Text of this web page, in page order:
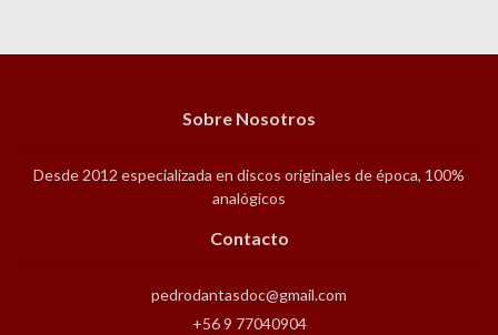
Sobre Nosotros
Desde 2012 especializada en discos originales de época, 100%
analógicos
Contacto
pedrodantasdoc@gmail.com
+56 9 77040904